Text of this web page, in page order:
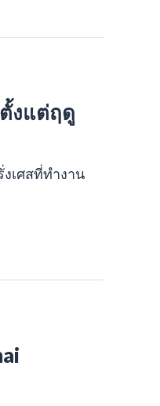
งแต่ฤดู
เศสที่ทำงาน